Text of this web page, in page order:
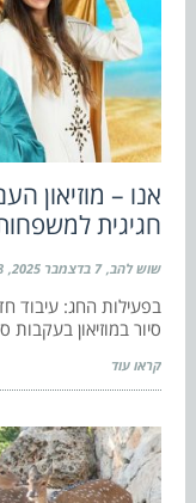
אנו – מוזיאון
חגיגית
שוש להב 7 בדצמבר 2025
בפעילות החג: עיבוד
סיור במוזיאון
קראו עוד